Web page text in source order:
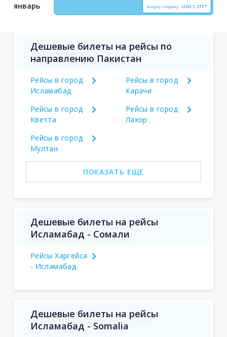
январь В одну сторону USD 1,277*
Дешевые билеты на рейсы по
направлению Пакистан
Рейсы в город
Исламабад
Рейсы в город
Карачи
Рейсы в город
Кветта
Рейсы в город
Лахор
Рейсы в город
Мултан
ПОКАЗАТЬ ЕЩЕ
Дешевые билеты на рейсы
Исламабад - Сомали
Рейсы Харгейса
- Исламабад
Дешевые билеты на рейсы
Исламабад - Somalia